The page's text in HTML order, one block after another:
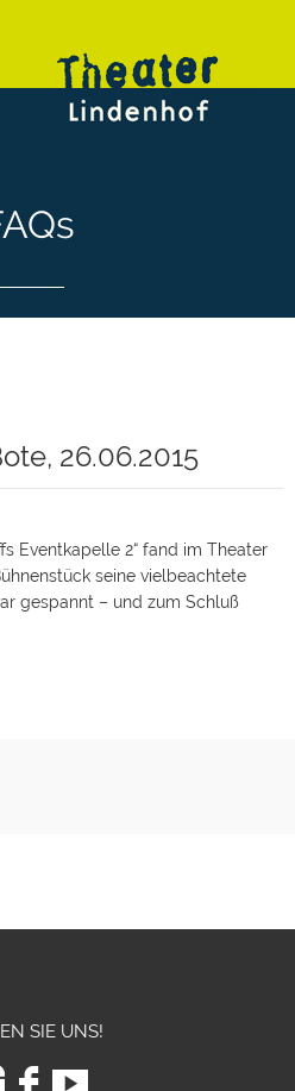
26.06.2015
Eventkapelle 2“ fand im Theater
seine vielbeachtete
gespannt – und zum Schluß
SIE UNS!